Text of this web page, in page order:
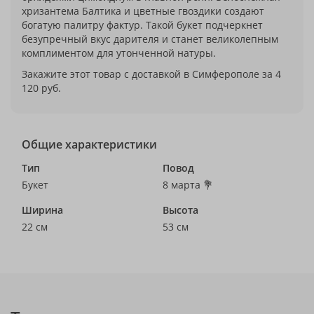
хризантема Балтика и цветные гвоздики создают
богатую палитру фактур. Такой букет подчеркнет
безупречный вкус дарителя и станет великолепным
комплиментом для утонченной натуры.
Закажите этот товар с доставкой в Симферополе за 4
120 руб.
Общие характеристики
Тип
Букет
Повод
8 марта 💐
Ширина
22 см
Высота
53 см